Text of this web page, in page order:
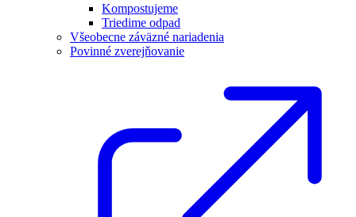
Kompostujeme
Triedime odpad
Všeobecne záväzné nariadenia
Povinné zverejňovanie